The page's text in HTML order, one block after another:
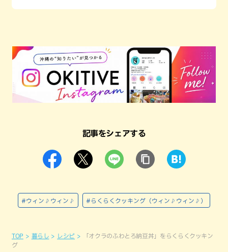
記事をシェアする
#ウィン♪ウィン♪ #らくらくクッキング（ウィン♪ウィン♪）
TOP 暮らし レシピ
「オクラのふわとろ納豆丼」をらくらくクッキン
グ